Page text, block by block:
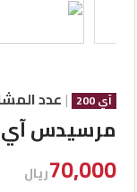
مستثمري
المعارض
آي 200 | عدد
مرسيدس آي
70,000ريال